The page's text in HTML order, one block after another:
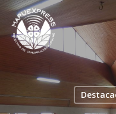
Skip
main